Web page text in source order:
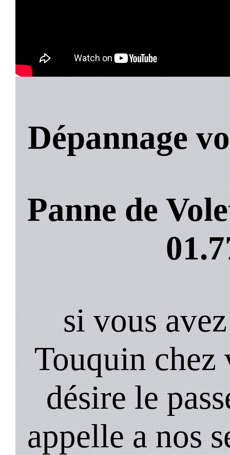
Dépannage
Panne de
si vous
Touquin chez
désire le
appelle a nos